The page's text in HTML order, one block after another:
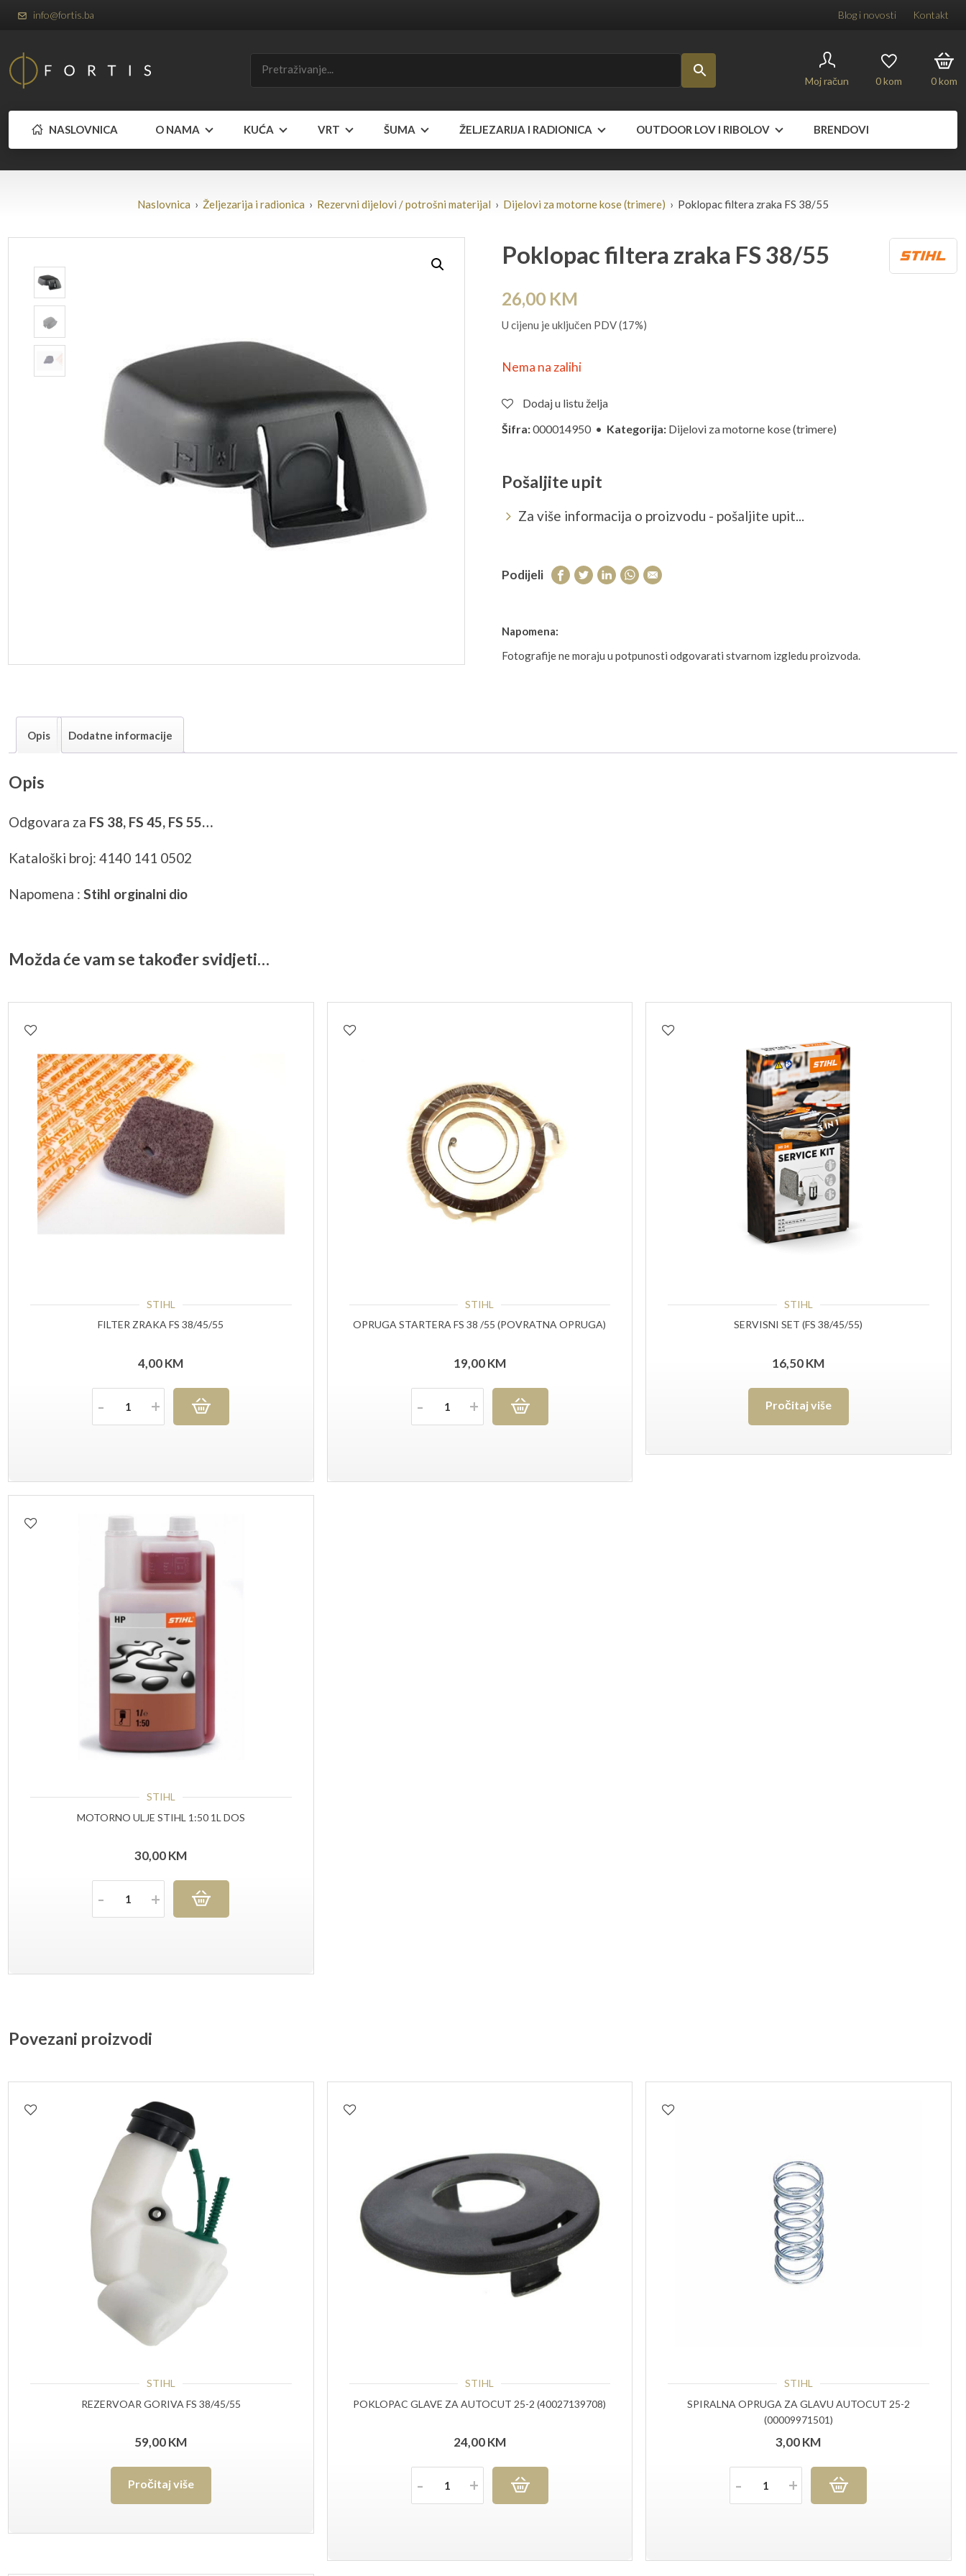
info@fortis.ba Blog i novosti Kontakt
Moj račun 0kom 0kom
NASLOVNICA O NAMA KUĆA VRT ŠUMA ŽELJEZARIJA I RADIONICA OUTDOOR LOV I RIBOLOV BRENDOVI
Naslovnica › Željezarija i radionica › Rezervni dijelovi / potrošni materijal › Dijelovi za motorne kose (trimere) › Poklopac filtera zraka FS 38/55
Poklopac filtera zraka FS 38/55
26,00 KM
U cijenu je uključen PDV (17%)
Nema na zalihi
Dodaj u listu želja
Šifra:000014950 • Kategorija: Dijelovi za motorne kose (trimere)
Pošaljite upit
Za više informacija o proizvodu - pošaljite upit...
Podijeli
Napomena:
Fotografije ne moraju u potpunosti odgovarati stvarnom izgledu proizvoda.
Opis Dodatne informacije
Opis
Odgovara za FS 38, FS 45, FS 55…
Kataloški broj: 4140 141 0502
Napomena : Stihl orginalni dio
Možda će vam se također svidjeti…
STIHL
FILTER ZRAKA FS 38/45/55
4,00KM
Količina
STIHL
OPRUGA STARTERA FS 38 /55 (POVRATNA OPRUGA)
19,00KM
Količina
STIHL
SERVISNI SET (FS 38/45/55)
16,50KM
Pročitaj više
STIHL
MOTORNO ULJE STIHL 1:50 1L DOS
30,00KM
Količina
Povezani proizvodi
STIHL
REZERVOAR GORIVA FS 38/45/55
59,00KM
Pročitaj više
STIHL
POKLOPAC GLAVE ZA AUTOCUT 25-2 (40027139708)
24,00KM
Količina
STIHL
SPIRALNA OPRUGA ZA GLAVU AUTOCUT 25-2
(00009971501)
3,00KM
Količina